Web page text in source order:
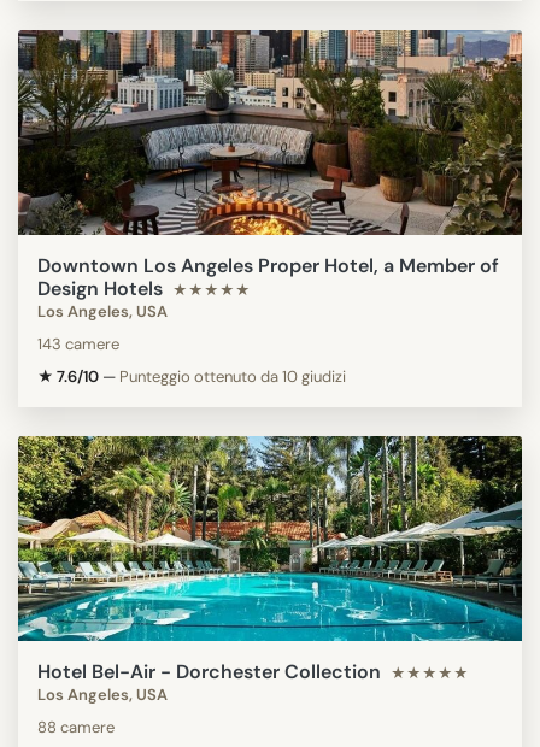
Downtown Los Angeles Proper Hotel, a Member of
Design Hotels ★★★★★
Los Angeles, USA
143 camere
★ 7.6/10 — Punteggio ottenuto da 10 giudizi
Hotel Bel-Air - Dorchester Collection ★★★★★
Los Angeles, USA
88 camere